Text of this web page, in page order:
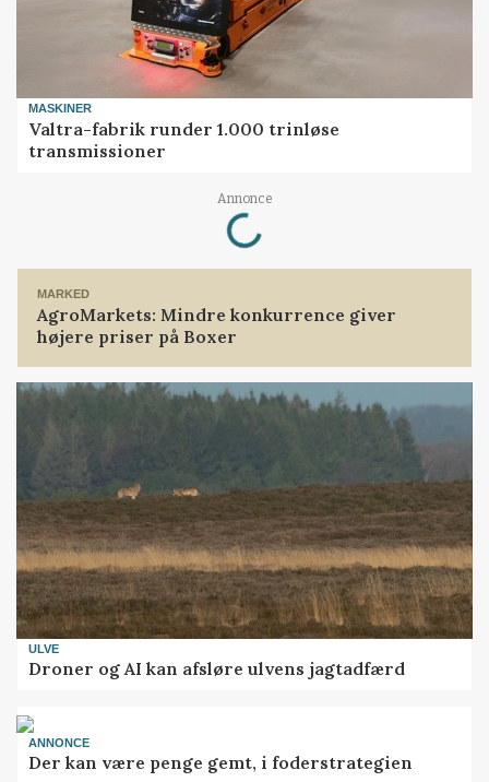
MASKINER
Valtra-fabrik runder 1.000 trinløse
transmissioner
Annonce
Loading...
MARKED
AgroMarkets: Mindre konkurrence giver
højere priser på Boxer
ULVE
Droner og AI kan afsløre ulvens jagtadfærd
ANNONCE
Der kan være penge gemt, i foderstrategien